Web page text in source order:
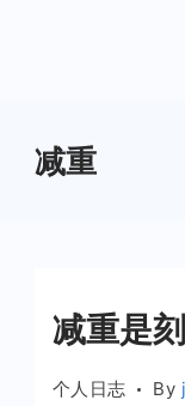
减重
减重是
个人日志 By